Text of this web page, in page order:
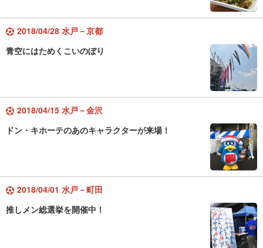
2018/04/28 水戸－京都
青空にはためくこいのぼり
2018/04/15 水戸－金沢
ドン・キホーテのあのキャラクターが来場！
2018/04/01 水戸－町田
推しメン総選挙を開催中！